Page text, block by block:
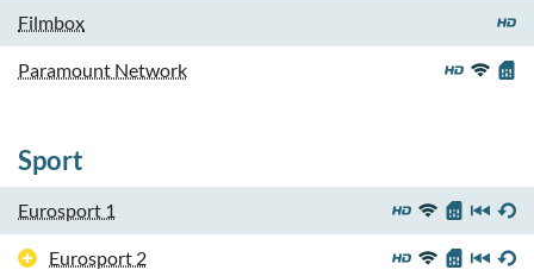
Filmbox
Paramount Network
Sport
Eurosport 1
Eurosport 2